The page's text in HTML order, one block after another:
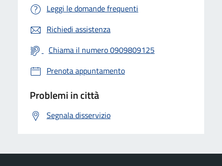
Leggi le domande frequenti
Richiedi assistenza
Chiama il numero 0909809125
Prenota appuntamento
Problemi in città
Segnala disservizio